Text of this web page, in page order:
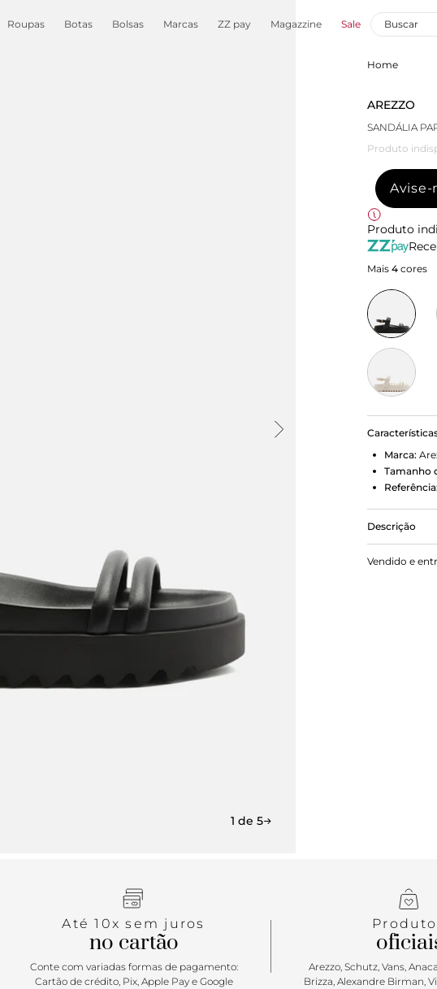
Roupas Botas Bolsas Marcas ZZ pay Magazzine Sale
1 de 5
Home
AREZZO
SANDÁLIA
Produto
Avise-
Produto
Mais 4 cores
Marca:
Tamanho
Referência:
Descrição
Sandália
Vendido e
Até 10x sem juros
no cartão
Conte com variadas formas de pagamento:
Cartão de crédito, Pix, Apple Pay e Google
Arezzo, Schutz, Vans,
Brizza, Alexandre Birman,